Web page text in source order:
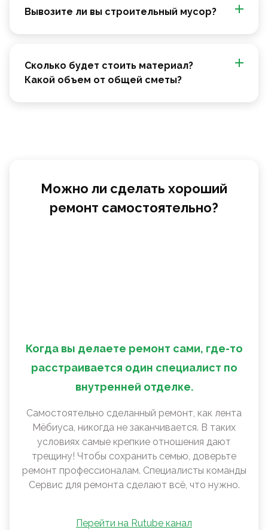
Вывозите ли вы строительный мусор?
Сколько будет стоить материал?
Какой объем от общей сметы?
Можно ли сделать хороший
ремонт самостоятельно?
Когда вы делаете ремонт сами, где-то
расстраивается один специалист по
внутренней отделке.
Самостоятельно сделанный ремонт, как лента
Мëбиуса, никогда не заканчивается. В таких
условиях самые крепкие отношения дают
трещину! Чтобы сохранить семью, доверьте
ремонт профессионалам. Специалисты команды
Сервис для ремонта сделают всё, что нужно.
Перейти на Rutube канал